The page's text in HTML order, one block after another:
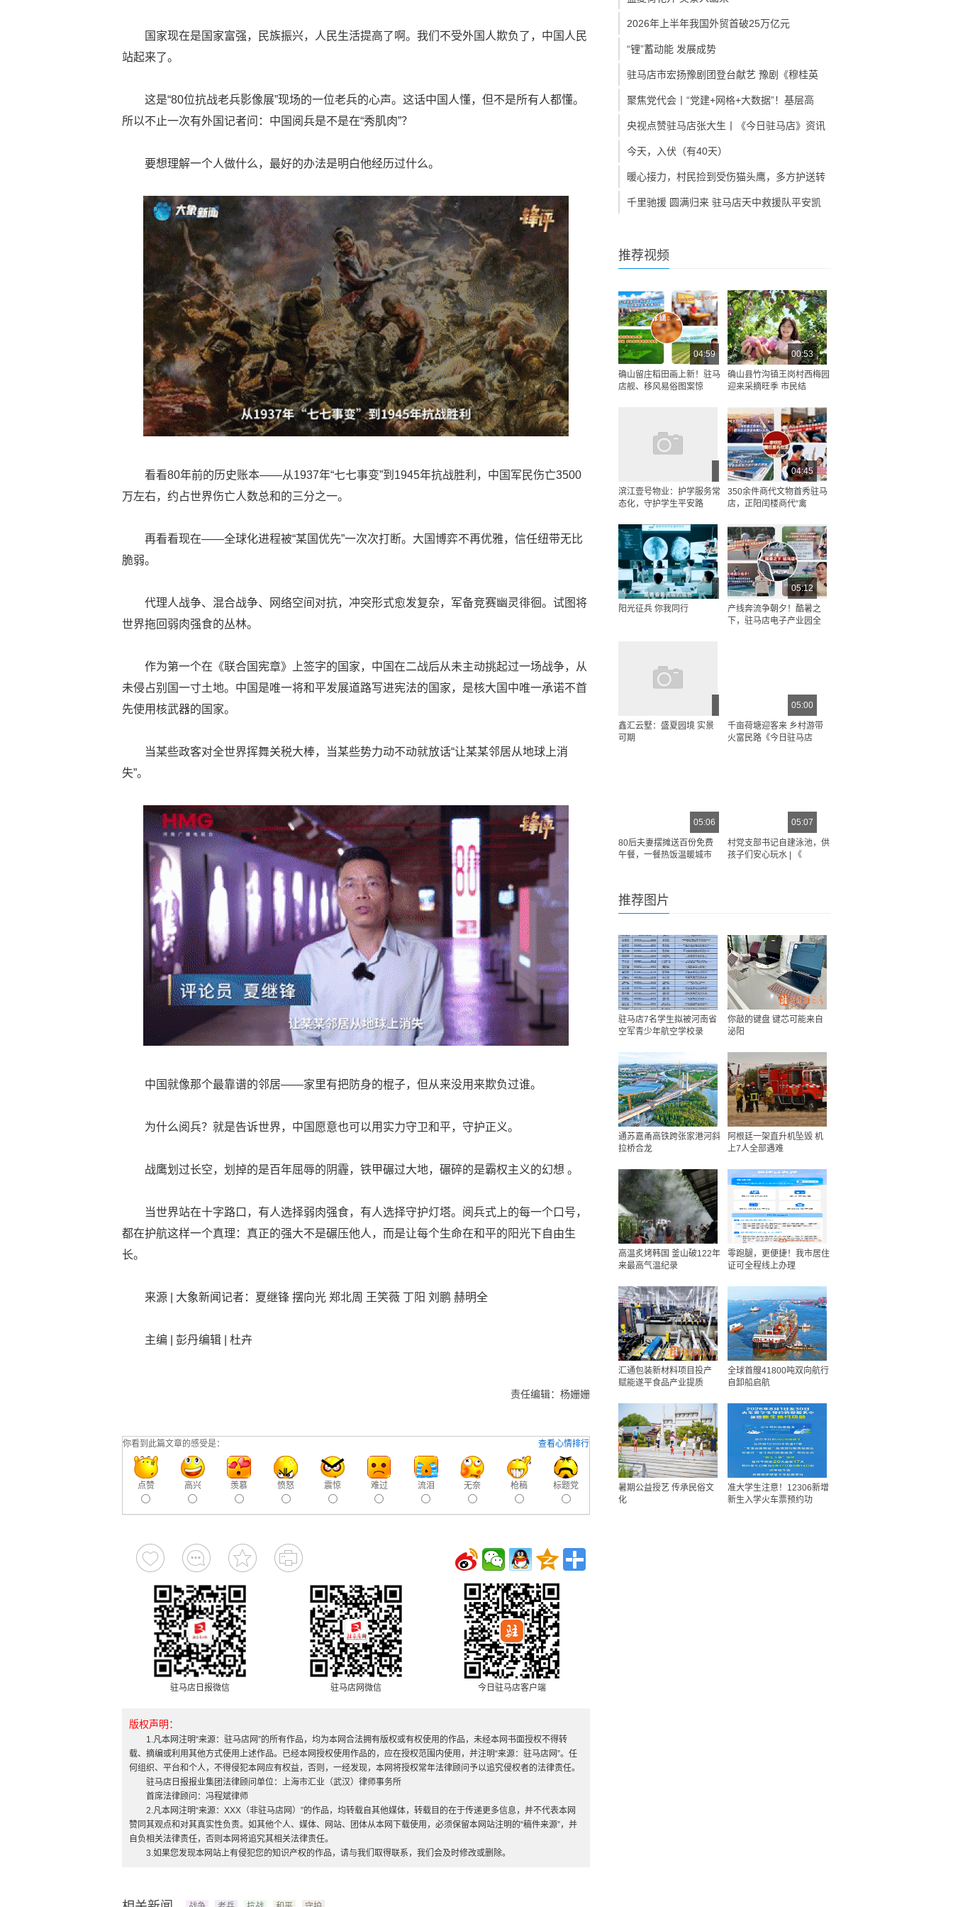
国家现在是国家富强，民族振兴，人民生活提高了啊。我们不受外国人欺负了，中国人民
站起来了。
这是“80位抗战老兵影像展”现场的一位老兵的心声。这话中国人懂，但不是所有人都懂。
所以不止一次有外国记者问：中国阅兵是不是在“秀肌肉”？
要想理解一个人做什么，最好的办法是明白他经历过什么。
看看80年前的历史账本——从1937年“七七事变”到1945年抗战胜利，中国军民伤亡3500
万左右，约占世界伤亡人数总和的三分之一。
再看看现在——全球化进程被“某国优先”一次次打断。大国博弈不再优雅，信任纽带无比
脆弱。
代理人战争、混合战争、网络空间对抗，冲突形式愈发复杂，军备竞赛幽灵徘徊。试图将
世界拖回弱肉强食的丛林。
作为第一个在《联合国宪章》上签字的国家，中国在二战后从未主动挑起过一场战争，从
未侵占别国一寸土地。中国是唯一将和平发展道路写进宪法的国家，是核大国中唯一承诺不首
先使用核武器的国家。
当某些政客对全世界挥舞关税大棒，当某些势力动不动就放话“让某某邻居从地球上消
失”。
中国就像那个最靠谱的邻居——家里有把防身的棍子，但从来没用来欺负过谁。
为什么阅兵？就是告诉世界，中国愿意也可以用实力守卫和平，守护正义。
战鹰划过长空，划掉的是百年屈辱的阴霾，铁甲碾过大地，碾碎的是霸权主义的幻想 。
当世界站在十字路口，有人选择弱肉强食，有人选择守护灯塔。阅兵式上的每一个口号，
都在护航这样一个真理：真正的强大不是碾压他人，而是让每个生命在和平的阳光下自由生
长。
来源 | 大象新闻记者：夏继锋 摆向光 郑北周 王笑薇 丁阳 刘鹏 赫明全
主编 | 彭丹编辑 | 杜卉
责任编辑：杨姗姗
查看心情排行
你看到此篇文章的感受是：
点赞 高兴 羡慕 愤怒 震惊 难过 流泪 无奈 枪稿 标题党
驻马店日报微信 驻马店网微信 今日驻马店客户端
版权声明：
1.凡本网注明“来源：驻马店网”的所有作品，均为本网合法拥有版权或有权使用的作品，未经本网书面授权不得转
载、摘编或利用其他方式使用上述作品。已经本网授权使用作品的，应在授权范围内使用，并注明“来源：驻马店网”。任
何组织、平台和个人，不得侵犯本网应有权益，否则，一经发现，本网将授权常年法律顾问予以追究侵权者的法律责任。
驻马店日报报业集团法律顾问单位：上海市汇业（武汉）律师事务所
首席法律顾问：冯程斌律师
2.凡本网注明“来源：XXX（非驻马店网）”的作品，均转载自其他媒体，转载目的在于传递更多信息，并不代表本网
赞同其观点和对其真实性负责。如其他个人、媒体、网站、团体从本网下载使用，必须保留本网站注明的“稿件来源”，并
自负相关法律责任，否则本网将追究其相关法律责任。
3.如果您发现本网站上有侵犯您的知识产权的作品，请与我们取得联系，我们会及时修改或删除。
2026年上半年我国外贸首破25万亿元
“锂”蓄动能 发展成势
驻马店市宏扬豫剧团登台献艺 豫剧《穆桂英
聚焦党代会丨“党建+网格+大数据”！基层高
央视点赞驻马店张大生丨《今日驻马店》资讯
今天，入伏（有40天）
暖心接力，村民捡到受伤猫头鹰，多方护送转
千里驰援 圆满归来 驻马店天中救援队平安凯
推荐视频
04:59
确山留庄稻田画上新！驻马
店舰、移风易俗图案惊
00:53
确山县竹沟镇王岗村西梅园
迎来采摘旺季 市民结
滨江壹号物业：护学服务常
态化，守护学生平安路
04:45
350余件商代文物首秀驻马
店，正阳闰楼商代“禽
阳光征兵 你我同行
05:12
产线奔流争朝夕！酷暑之
下，驻马店电子产业园全
鑫汇云墅：盛夏园境 实景
可期
05:00
千亩荷塘迎客来 乡村游带
火富民路《今日驻马店
05:06
80后夫妻摆摊送百份免费
午餐，一餐热饭温暖城市
05:07
村党支部书记自建泳池，供
孩子们安心玩水 | 《
推荐图片
驻马店7名学生拟被河南省
空军青少年航空学校录
你敲的键盘 键芯可能来自
泌阳
通苏嘉甬高铁跨张家港河斜
拉桥合龙
阿根廷一架直升机坠毁 机
上7人全部遇难
高温炙烤韩国 釜山破122年
来最高气温纪录
零跑腿，更便捷！我市居住
证可全程线上办理
汇通包装新材料项目投产
赋能遂平食品产业提质
全球首艘41800吨双向航行
自卸船启航
暑期公益授艺 传承民俗文
化
准大学生注意！12306新增
新生入学火车票预约功